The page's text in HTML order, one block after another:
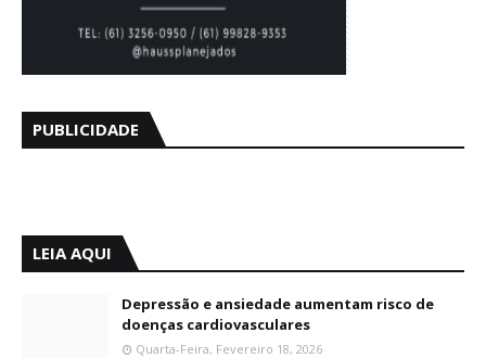
PUBLICIDADE
LEIA AQUI
Depressão e ansiedade aumentam risco de
doenças cardiovasculares
Quarta-Feira, Fevereiro 18, 2026